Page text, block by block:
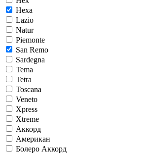
Hexa
Lazio
Natur
Piemonte
San Remo
Sardegna
Tema
Tetra
Toscana
Veneto
Xpress
Xtreme
Аккорд
Американ
Болеро Аккорд